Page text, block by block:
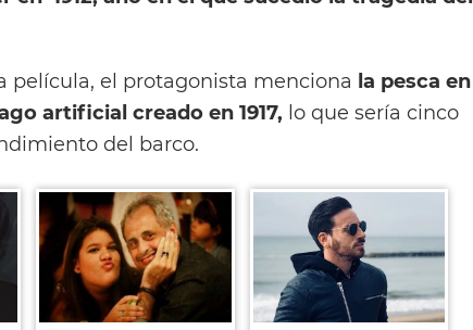
película, el protagonista menciona la pesca en
artificial creado en 1917, lo que sería cinco
del barco.